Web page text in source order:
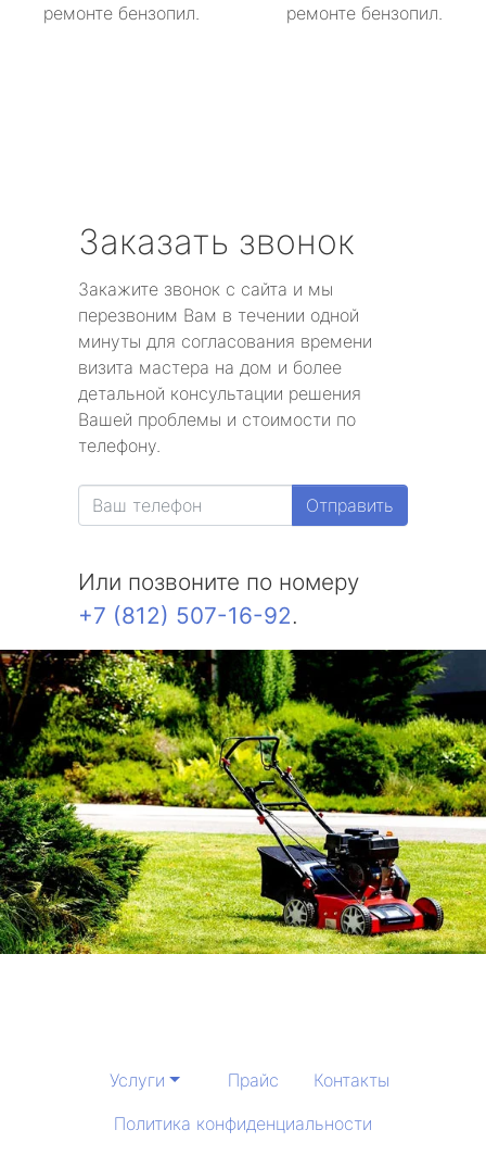
ремонте бензопил.
ремонте бензопил.
Заказать звонок
Закажите звонок с сайта и мы
перезвоним Вам в течении одной
минуты для согласования времени
визита мастера на дом и более
детальной консультации решения
Вашей проблемы и стоимости по
телефону.
Отправить
Или позвоните по номеру
+7 (812) 507-16-92.
Услуги Прайс
Контакты
Политика конфиденциальности